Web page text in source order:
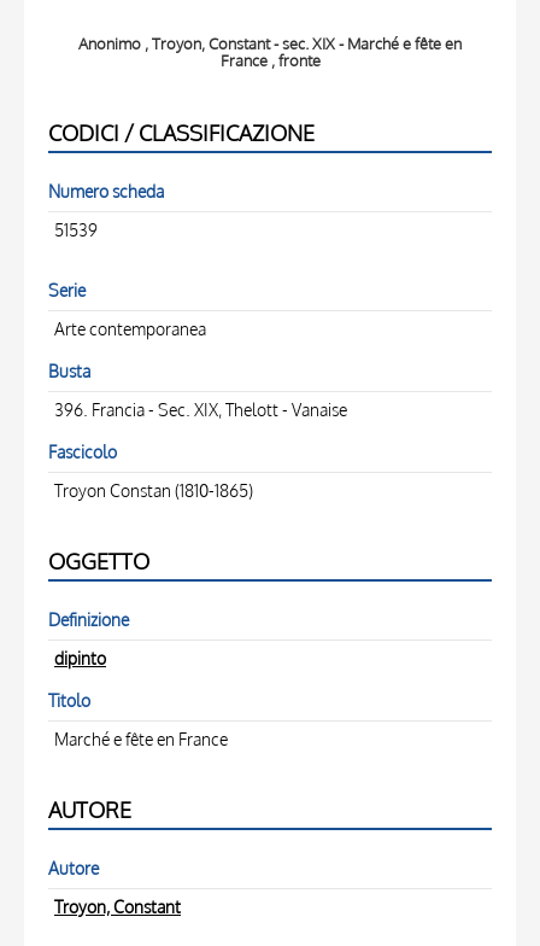
Anonimo , Troyon, Constant - sec. XIX - Marché e fête en
France , fronte
CODICI / CLASSIFICAZIONE
Numero scheda
51539
Serie
Arte contemporanea
Busta
396. Francia - Sec. XIX, Thelott - Vanaise
Fascicolo
Troyon Constan (1810-1865)
OGGETTO
Definizione
dipinto
Titolo
Marché e fête en France
AUTORE
Autore
Troyon, Constant